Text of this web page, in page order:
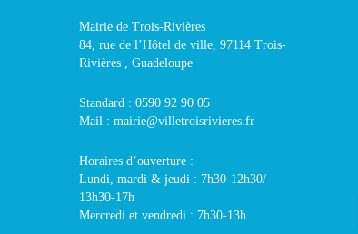
Mairie de Trois-Rivières
84, rue de l’Hôtel de ville, 97114 Trois-
Rivières , Guadeloupe
Standard : 0590 92 90 05
Mail : mairie@villetroisrivieres.fr
Horaires d’ouverture :
Lundi, mardi & jeudi : 7h30-12h30/
13h30-17h
Mercredi et vendredi : 7h30-13h